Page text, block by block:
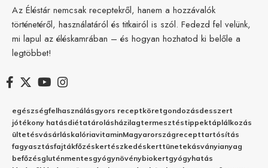
Az Éléstár nemcsak receptekről, hanem a hozzávalók
történetéről, használatáról és titkairól is szól. Fedezd fel velünk,
mi lapul az éléskamrában – és hogyan hozhatod ki belőle a
legtöbbet!
egészségfelhasználásgyors receptköretgondozásdesszert
jótékony hatásdiétatárolásházilagtermesztéstippektáplálkozás
ültetésvásárláskalóriavitaminMagyarországrecepttartósítás
fagyasztásfajtákfőzéskertészkedéskerttünetekásványianyag
befőzésgluténmentesgyógynövénybiokertgyógyhatás